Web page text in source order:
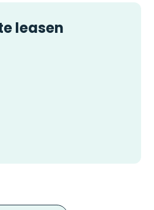
leasen